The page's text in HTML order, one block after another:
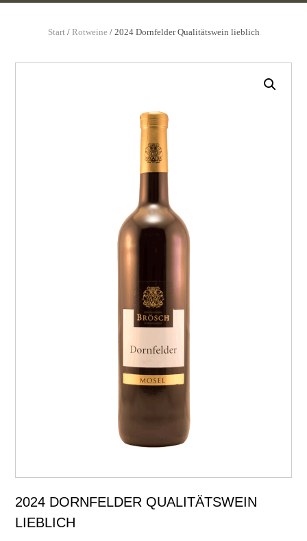
Start/ Rotweine / 2024 Dornfelder Qualitätswein lieblich
2024 DORNFELDER QUALITÄTSWEIN
LIEBLICH